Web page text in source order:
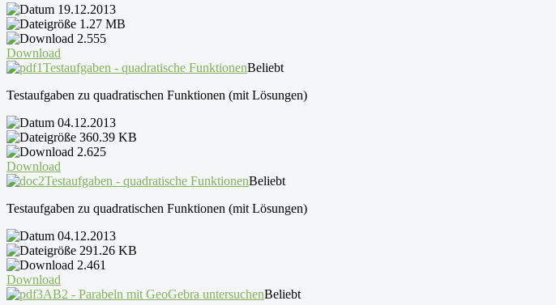
19.12.2013
1.27 MB
2.555
Download
Testaufgaben - quadratische FunktionenBeliebt
Testaufgaben zu quadratischen Funktionen (mit Lösungen)
04.12.2013
360.39 KB
2.625
Download
Testaufgaben - quadratische FunktionenBeliebt
Testaufgaben zu quadratischen Funktionen (mit Lösungen)
04.12.2013
291.26 KB
2.461
Download
AB2 - Parabeln mit GeoGebra untersuchenBeliebt